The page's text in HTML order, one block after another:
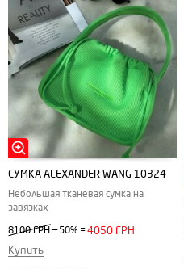
СУМКА ALEXANDER WANG 10324
Небольшая тканевая сумка на
завязках
8100 ГРН — 50% =4050 ГРН
Купить